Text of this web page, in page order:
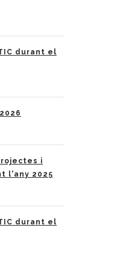
durant el
i
l'any 2025
durant el